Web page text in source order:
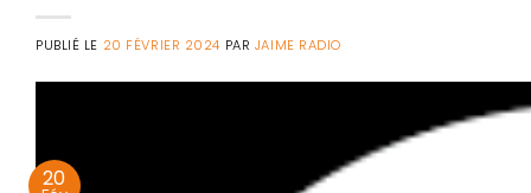
PUBLIÉ LE 20 FÉVRIER 2024 PAR JAIME RADIO
20